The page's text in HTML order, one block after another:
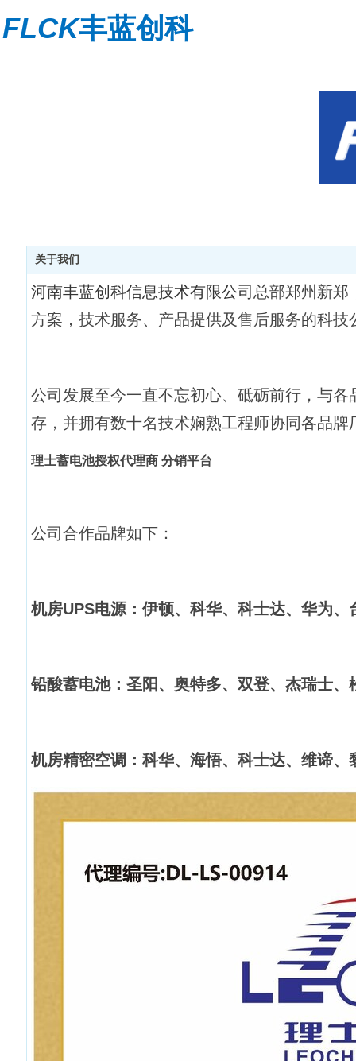
FLCK丰蓝创科
关于我们
河南丰蓝创科信息技术有限公司 总部郑州新郑
方案，技术服务、产品提供及售后服务的科技
公司发展至今一直不忘初心、砥砺前行，与
存，并拥有数十名技术娴熟工程师协同各品
理士蓄电池授权代理商 分销平台
公司合作品牌如下：
机房UPS电源：伊顿、科华、科士达、华为、
铅酸蓄电池：圣阳、奥特多、双登、杰瑞士、
机房精密空调：科华、海悟、科士达、维谛、